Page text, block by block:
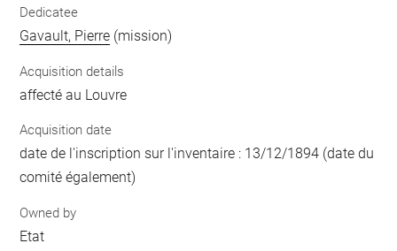
Dedicatee
Gavault, Pierre (mission)
Acquisition details
affecté au Louvre
Acquisition date
date de l'inscription sur l'inventaire : 13/12/1894 (date du
comité également)
Owned by
Etat